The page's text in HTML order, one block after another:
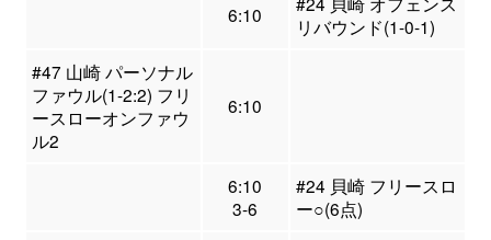
6:10
リバウンド(1-0-1)
#47 山崎 パーソナル
ファウル(1-2:2) フリ
ースローオンファウ
ル2
6:10
6:10
3-6
#24 貝崎 フリースロ
ー○(6点)